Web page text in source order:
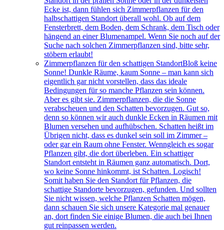
Ecke ist, dann fühlen sich Zimmerpflanzen für den
halbschattigen Standort überall wohl. Ob auf dem
Fensterbrett, dem Boden, dem Schrank, dem Tisch oder
hängend an einer Blumenampel. Wenn Sie noch auf der
Suche nach solchen Zimmerpflanzen sind, bitte sehr,
stöbern erlaubt!
Zimmerpflanzen für den schattigen StandortBloß keine
Sonne! Dunkle Räume, kaum Sonne – man kann sich
eigentlich gar nicht vorstellen, dass das ideale
Bedingungen für so manche Pflanzen sein können.
Aber es gibt sie. Zimmerpflanzen, die die Sonne
verabscheuen und den Schatten bevorzugen. Gut so,
denn so können wir auch dunkle Ecken in Räumen mit
Blumen versehen und aufhübschen. Schatten heißt im
Übrigen nicht, dass es dunkel sein soll im Zimmer –
oder gar ein Raum ohne Fenster. Wenngleich es sogar
Pflanzen gibt, die dort überleben. Ein schattiger
Standort entsteht in Räumen ganz automatisch. Dort,
wo keine Sonne hinkommt, ist Schatten. Logisch!
Somit haben Sie den Standort für Pflanzen, die
schattige Standorte bevorzugen, gefunden. Und sollten
Sie nicht wissen, welche Pflanzen Schatten mögen,
dann schauen Sie sich unsere Kategorie mal genauer
an, dort finden Sie einige Blumen, die auch bei Ihnen
gut reinpassen werden.